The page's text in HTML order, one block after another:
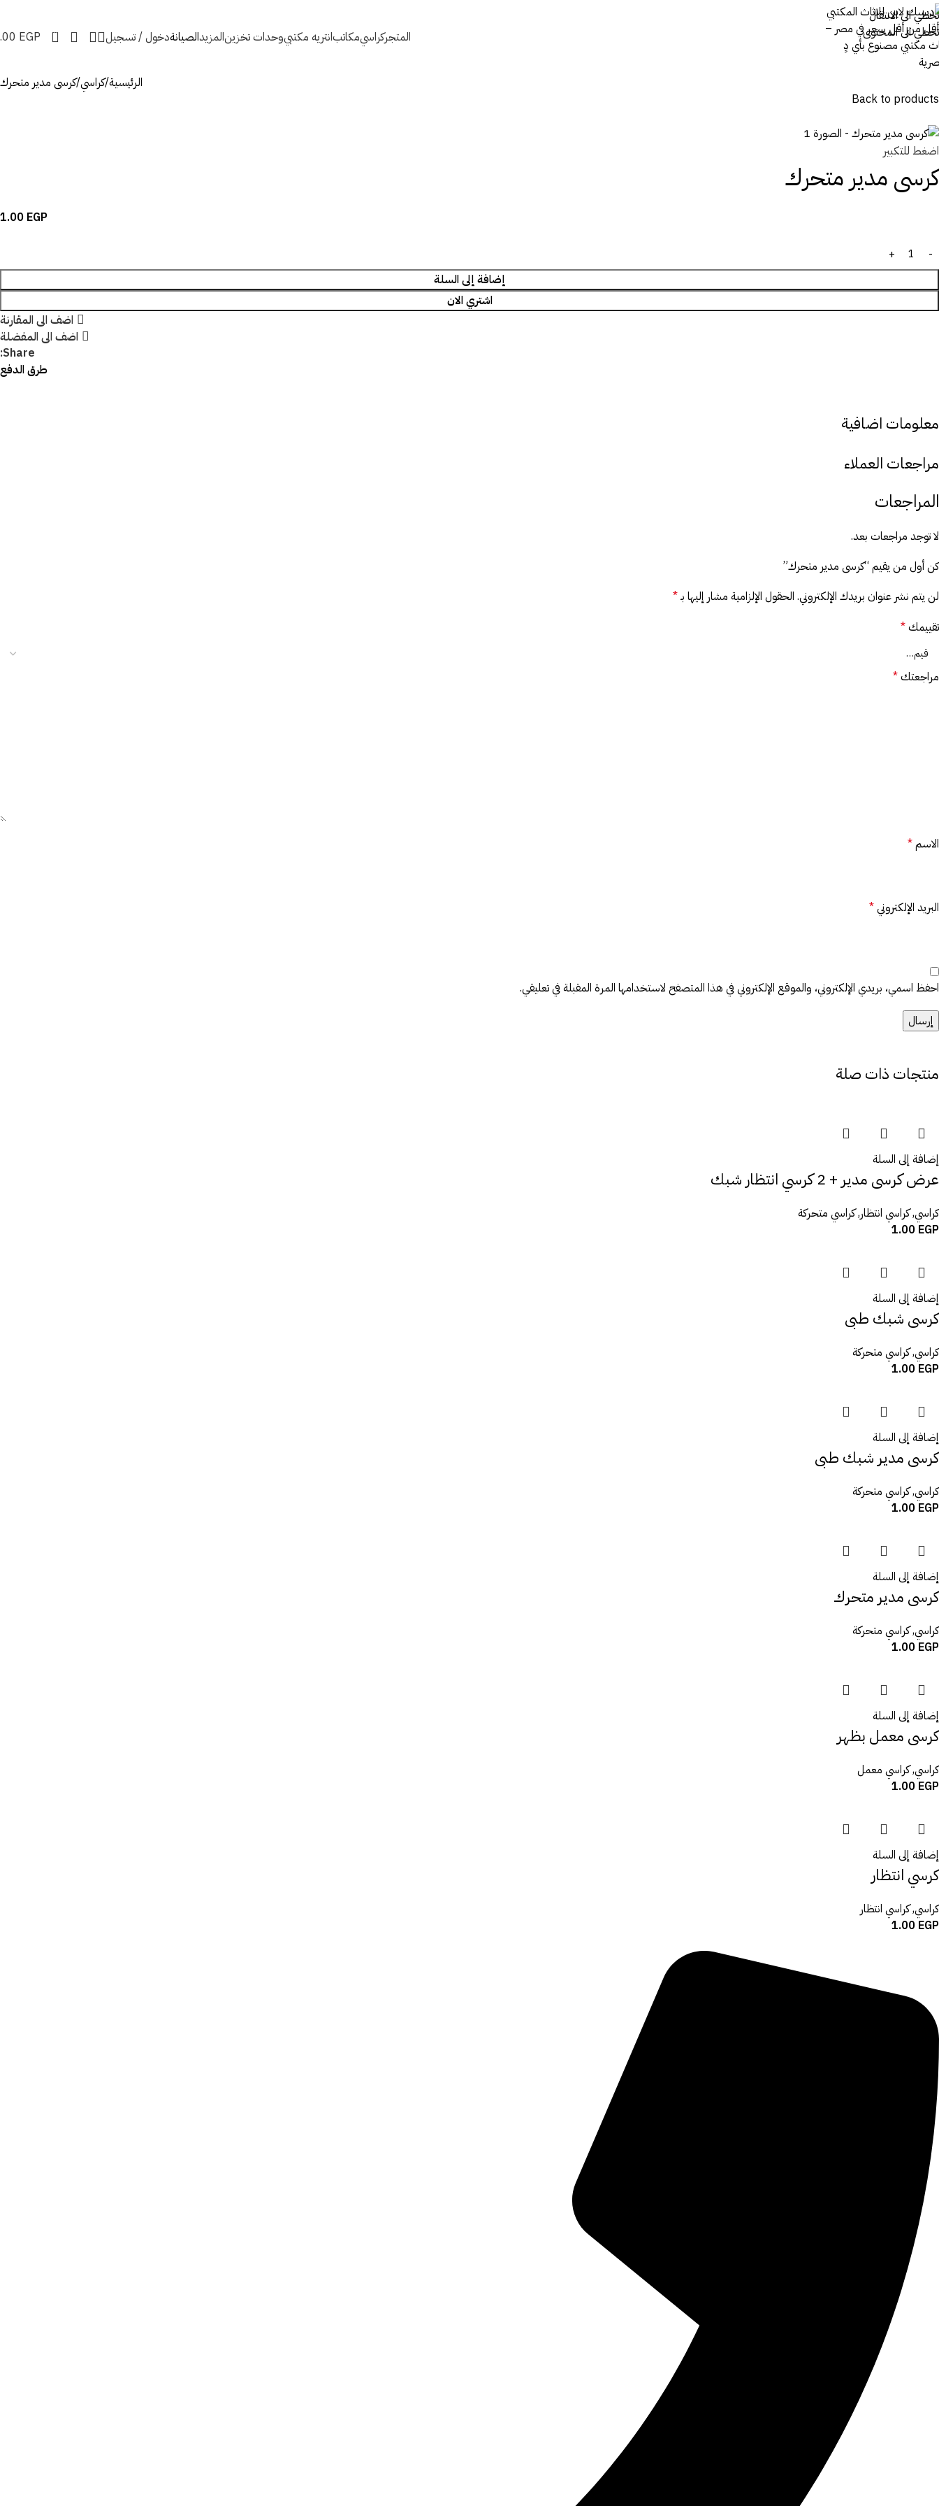
تخطي الى الانتقال
تخطي الى المحتوى
المتجركراسيمكاتبانتريه مكتبيوحدات تخزينالمزيدالصيانةدخول / تسجيل 0
EGP
الرئيسية كراسي كرسى مدير متحرك
Back to products
اضغط للتكبير
كرسى مدير متحرك
1.00 EGP
إضافة إلى السلة
اشتري الان
اضف الى المقارنة
اضف الى المفضلة
Share:
طرق الدفع
معلومات اضافية
مراجعات العملاء
المراجعات
لا توجد مراجعات بعد.
كن أول من يقيم “كرسى مدير متحرك”
لن يتم نشر عنوان بريدك الإلكتروني. الحقول الإلزامية مشار إليها بـ*
تقييمك*
مراجعتك*
الاسم*
البريد الإلكتروني*
احفظ اسمي، بريدي الإلكتروني، والموقع الإلكتروني في هذا المتصفح لاستخدامها المرة المقبلة في تعليقي.
منتجات ذات صلة
إضافة إلى السلة
عرض كرسى مدير + 2 كرسي انتظار شبك
كراسي,كراسي انتظار,كراسي متحركة
1.00 EGP
إضافة إلى السلة
كرسى شبك طبى
كراسي,كراسي متحركة
1.00 EGP
إضافة إلى السلة
كرسى مدير شبك طبى
كراسي,كراسي متحركة
1.00 EGP
إضافة إلى السلة
كرسى مدير متحرك
كراسي,كراسي متحركة
1.00 EGP
إضافة إلى السلة
كرسى معمل بظهر
كراسي,كراسي معمل
1.00 EGP
إضافة إلى السلة
كرسي انتظار
كراسي,كراسي انتظار
1.00 EGP